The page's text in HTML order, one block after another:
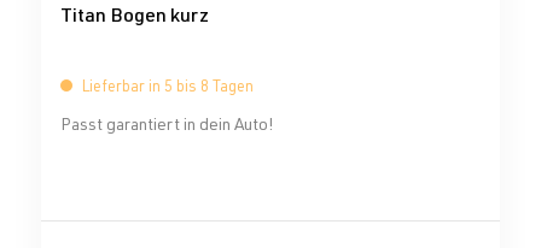
Titan Bogen kurz
Lieferbar in 5 bis 8 Tagen
Passt garantiert in dein Auto!